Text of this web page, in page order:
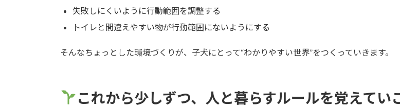
失敗しにくいように行動範囲を調整する
トイレと間違えやすい物が行動範囲にないようにする
そんなちょっとした環境づくりが、子犬にとって“わかりやすい世界”をつくっていきます。
これから少しずつ、人と暮らすルールを覚えてい